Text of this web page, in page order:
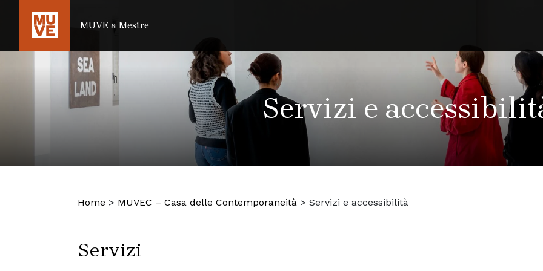
SALTA AL CONTENUTO PRINCIPALE
MUVE a Mestre
Servizi e
Home > MUVEC – Casa delle Contemporaneità > Servizi e accessibilità
Servizi